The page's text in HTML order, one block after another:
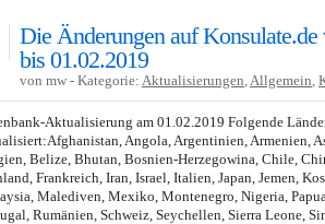
Die Änderungen auf
bis 01.02.2019
von mw - Kategorie: Aktualisierungen,Allgemein,
Aktualisierung am 01.02.2019 Folgende
Angola, Argentinien, Armenien,
Belize, Bhutan, Bosnien-Herzegowina, Chile,
Frankreich, Iran, Israel, Italien, Japan, Jemen,
Malediven, Mexiko, Montenegro, Nigeria,
Rumänien, Schweiz, Seychellen, Sierra Leone,